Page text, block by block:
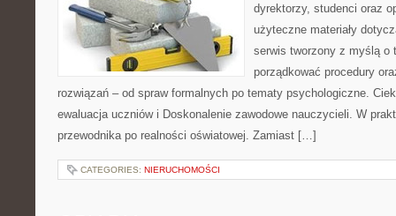
dyrektorzy, studenci oraz
użyteczne materiały
serwis tworzony z myślą o
porządkować procedury
rozwiązań – od spraw formalnych po tematy psychologiczne.
ewaluacja uczniów i Doskonalenie zawodowe nauczycieli. W
przewodnika po realności oświatowej. Zamiast […]
CATEGORIES: NIERUCHOMOŚCI